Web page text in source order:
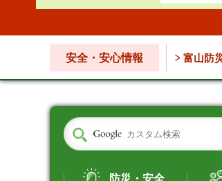
安全・安心情報 富山防
防災・安全